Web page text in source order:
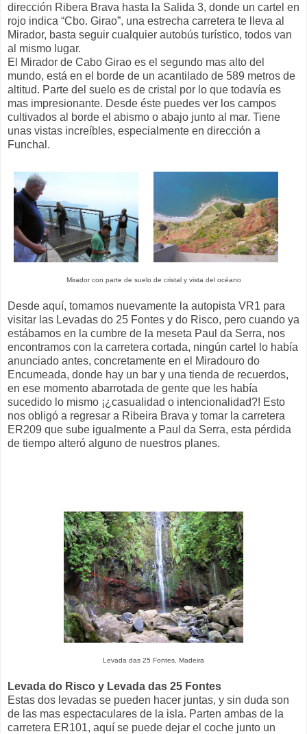
dirección Ribera Brava hasta la Salida 3, donde un cartel en
rojo indica “Cbo. Girao”, una estrecha carretera te lleva al
Mirador, basta seguir cualquier autobús turístico, todos van
al mismo lugar.
El Mirador de Cabo Girao es el segundo mas alto del
mundo, está en el borde de un acantilado de 589 metros de
altitud. Parte del suelo es de cristal por lo que todavía es
mas impresionante. Desde éste puedes ver los campos
cultivados al borde el abismo o abajo junto al mar. Tiene
unas vistas increíbles, especialmente en dirección a
Funchal.
Mirador con parte de suelo de cristal y vista del océano
Desde aquí, tomamos nuevamente la autopista VR1 para
visitar las Levadas do 25 Fontes y do Risco, pero cuando ya
estábamos en la cumbre de la meseta Paul da Serra, nos
encontramos con la carretera cortada, ningún cartel lo había
anunciado antes, concretamente en el Miradouro do
Encumeada, donde hay un bar y una tienda de recuerdos,
en ese momento abarrotada de gente que les había
sucedido lo mismo ¡¿casualidad o intencionalidad?! Esto
nos obligó a regresar a Ribeira Brava y tomar la carretera
ER209 que sube igualmente a Paul da Serra, esta pérdida
de tiempo alteró alguno de nuestros planes.
Levada das 25 Fontes, Madeira
Levada do Risco y Levada das 25 Fontes
Estas dos levadas se pueden hacer juntas, y sin duda son
de las mas espectaculares de la isla. Parten ambas de la
carretera ER101, aquí se puede dejar el coche junto un